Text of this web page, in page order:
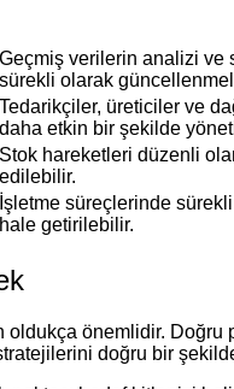
Geçmiş verilerin analizi ve
sürekli olarak
Tedarikçiler, üreticiler ve
daha etkin bir şekilde
Stok hareketleri düzenli
edilebilir.
İşletme süreçlerinde
hale getirilebilir.
önemlidir.
doğru bir